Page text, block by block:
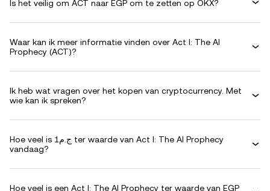
Is het veilig om ACT naar EGP om te zetten op OKX?
Waar kan ik meer informatie vinden over Act I: The AI
Prophecy (ACT)?
Ik heb wat vragen over het kopen van cryptocurrency. Met
wie kan ik spreken?
Hoe veel is ج.م1 ter waarde van Act I: The AI Prophecy
vandaag?
Hoe veel is een Act I: The AI Prophecy ter waarde van EGP